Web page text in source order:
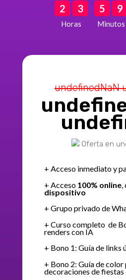
2 3
Horas
5 9
Minutos
undefinedNaN
Oferta en
+ Acceso inmediato y
+ Acceso 100% online,
dispositivo
+ Grupo privado de
+ Curso completo de
renders con IA
+ Bono 1: Guía de links
+ Bono 2: Guía de color
decoraciones de